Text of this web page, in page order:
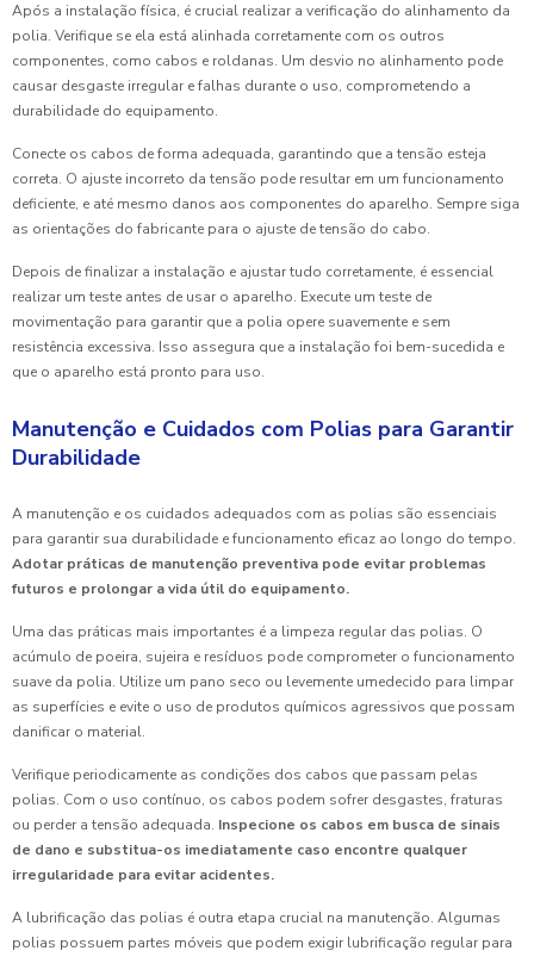
Após a instalação física, é crucial realizar a verificação do alinhamento da
polia. Verifique se ela está alinhada corretamente com os outros
componentes, como cabos e roldanas. Um desvio no alinhamento pode
causar desgaste irregular e falhas durante o uso, comprometendo a
durabilidade do equipamento.
Conecte os cabos de forma adequada, garantindo que a tensão esteja
correta. O ajuste incorreto da tensão pode resultar em um funcionamento
deficiente, e até mesmo danos aos componentes do aparelho. Sempre siga
as orientações do fabricante para o ajuste de tensão do cabo.
Depois de finalizar a instalação e ajustar tudo corretamente, é essencial
realizar um teste antes de usar o aparelho. Execute um teste de
movimentação para garantir que a polia opere suavemente e sem
resistência excessiva. Isso assegura que a instalação foi bem-sucedida e
que o aparelho está pronto para uso.
Manutenção e Cuidados com Polias para Garantir
Durabilidade
A manutenção e os cuidados adequados com as polias são essenciais
para garantir sua durabilidade e funcionamento eficaz ao longo do tempo.
Adotar práticas de manutenção preventiva pode evitar problemas
futuros e prolongar a vida útil do equipamento.
Uma das práticas mais importantes é a limpeza regular das polias. O
acúmulo de poeira, sujeira e resíduos pode comprometer o funcionamento
suave da polia. Utilize um pano seco ou levemente umedecido para limpar
as superfícies e evite o uso de produtos químicos agressivos que possam
danificar o material.
Verifique periodicamente as condições dos cabos que passam pelas
polias. Com o uso contínuo, os cabos podem sofrer desgastes, fraturas
ou perder a tensão adequada. Inspecione os cabos em busca de sinais
de dano e substitua-os imediatamente caso encontre qualquer
irregularidade para evitar acidentes.
A lubrificação das polias é outra etapa crucial na manutenção. Algumas
polias possuem partes móveis que podem exigir lubrificação regular para